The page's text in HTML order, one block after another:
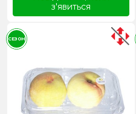
з'явиться
СЕЗОН